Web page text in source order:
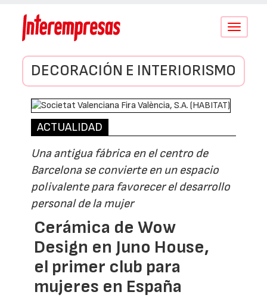
Conmutar
DECORACIÓN E INTERIORISMO
ACTUALIDAD
Una antigua fábrica en el centro de
Barcelona se convierte en un espacio
polivalente para favorecer el desarrollo
personal de la mujer
Cerámica de Wow
Design en Juno House,
el primer club para
mujeres en España